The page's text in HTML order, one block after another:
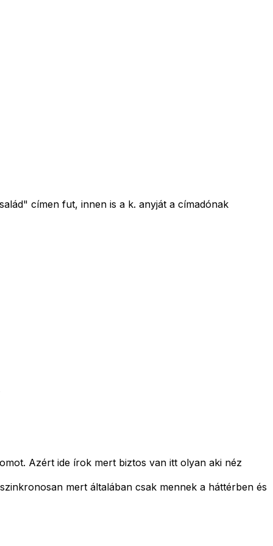
címen fut, innen is a k. anyját a címadónak
Azért ide írok mert biztos van itt olyan aki néz
mert általában csak mennek a háttérben és